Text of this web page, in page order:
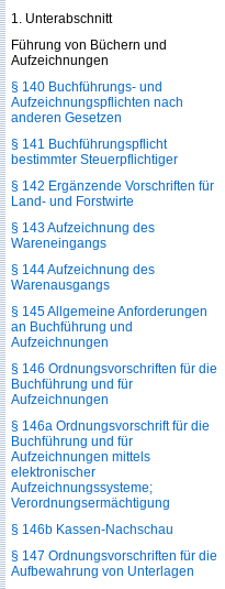
1. Unterabschnitt
Führung von Büchern und
Aufzeichnungen
§ 140 Buchführungs- und
Aufzeichnungspflichten nach
anderen Gesetzen
§ 141 Buchführungspflicht
bestimmter Steuerpflichtiger
§ 142 Ergänzende Vorschriften für
Land- und Forstwirte
§ 143 Aufzeichnung des
Wareneingangs
§ 144 Aufzeichnung des
Warenausgangs
§ 145 Allgemeine Anforderungen
an Buchführung und
Aufzeichnungen
§ 146 Ordnungsvorschriften für die
Buchführung und für
Aufzeichnungen
§ 146a Ordnungsvorschrift für die
Buchführung und für
Aufzeichnungen mittels
elektronischer
Aufzeichnungssysteme;
Verordnungsermächtigung
§ 146b Kassen-Nachschau
§ 147 Ordnungsvorschriften für die
Aufbewahrung von Unterlagen